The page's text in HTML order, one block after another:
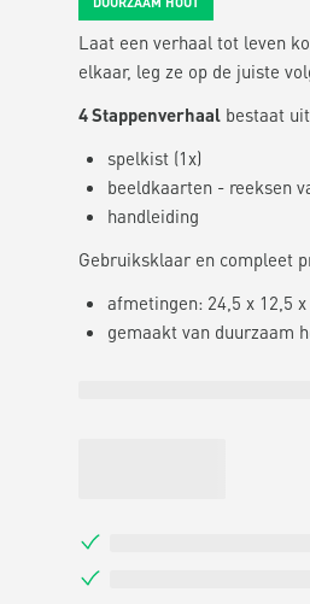
Laat een verhaal tot leven
elkaar, leg ze op de juiste
4 Stappenverhaal bestaat
spelkist (1x)
beeldkaarten - reeksen
handleiding
Gebruiksklaar en compleet
afmetingen: 24,5 x 12,5
gemaakt van duurzaam